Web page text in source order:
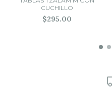
CUCHILLO
$295.00